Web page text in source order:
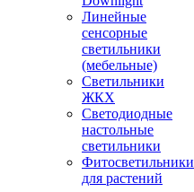
Линейные
сенсорные
светильники
(мебельные)
Светильники
ЖКХ
Светодиодные
настольные
светильники
Фитосветильники
для растений